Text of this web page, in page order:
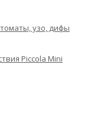
узо, дифы
Piccola Minі